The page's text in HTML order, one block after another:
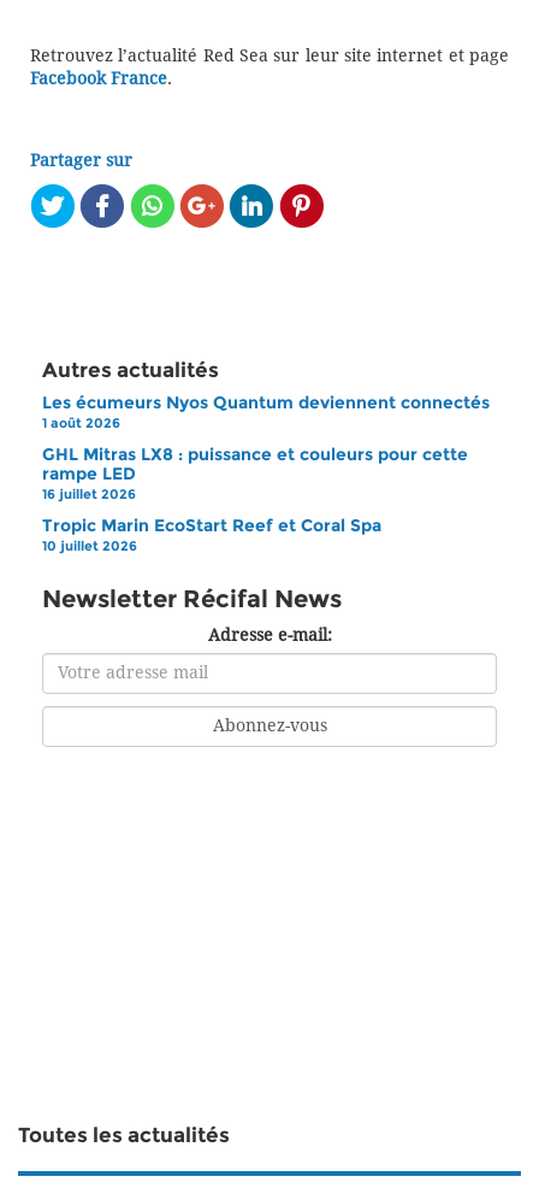
Retrouvez l’actualité Red Sea sur leur site internet et page
Facebook France.
Partager sur
Autres actualités
Les écumeurs Nyos Quantum deviennent connectés
1 août 2026
GHL Mitras LX8 : puissance et couleurs pour cette
rampe LED
16 juillet 2026
Tropic Marin EcoStart Reef et Coral Spa
10 juillet 2026
Newsletter Récifal News
Adresse e-mail:
Toutes les actualités